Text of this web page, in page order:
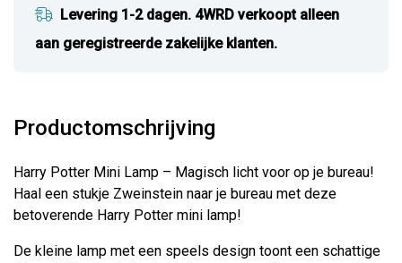
Levering 1-2 dagen. 4WRD verkoopt alleen
aan geregistreerde zakelijke klanten.
Productomschrijving
Harry Potter Mini Lamp – Magisch licht voor op je bureau!
Haal een stukje Zweinstein naar je bureau met deze
betoverende Harry Potter mini lamp!
De kleine lamp met een speels design toont een schattige